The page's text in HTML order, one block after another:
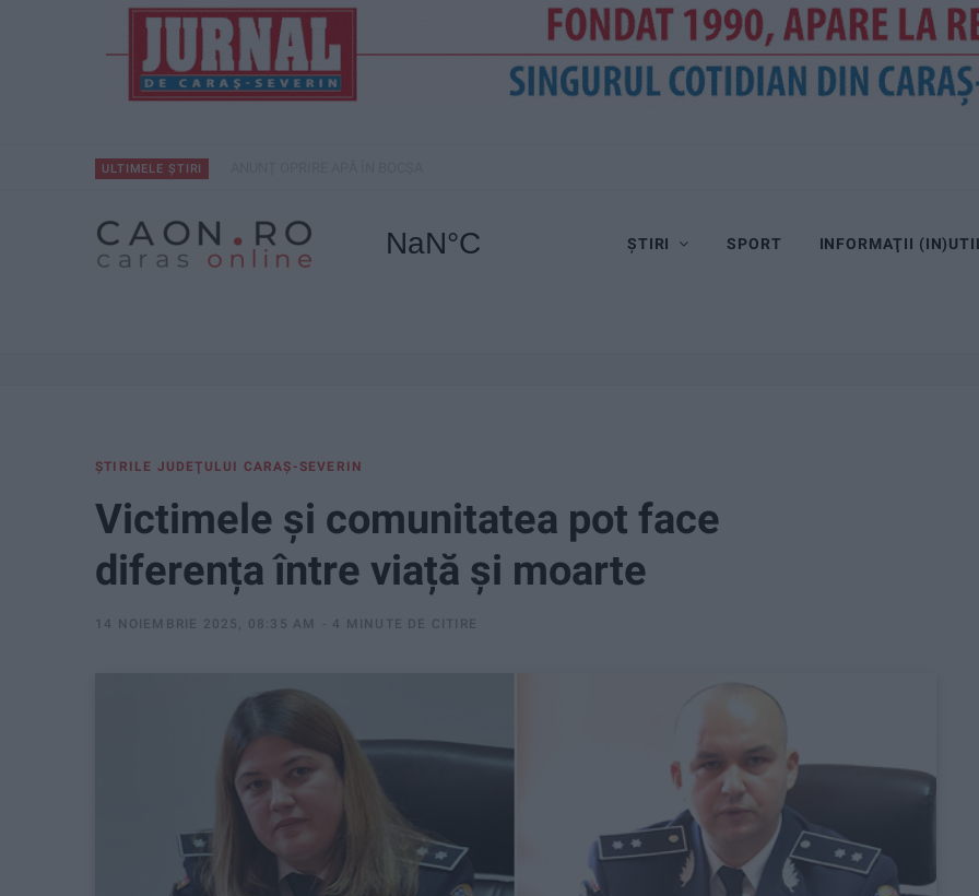
ULTIMELE ȘTIRI
ȘTIRI SPORT INFORMAŢII
ŞTIRILE JUDEŢULUI CARAŞ-SEVERIN
Victimele și comunitatea pot face
diferența între viață și moarte
14 NOIEMBRIE 2025, 08:35 AM 4 MINUTE DE CITIRE